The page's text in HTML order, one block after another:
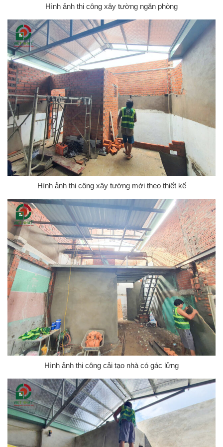
Hình ảnh thi công xây tường ngăn phòng
Hình ảnh thi công xây tường mới theo thiết kế
Hình ảnh thi công cải tạo nhà có gác lửng